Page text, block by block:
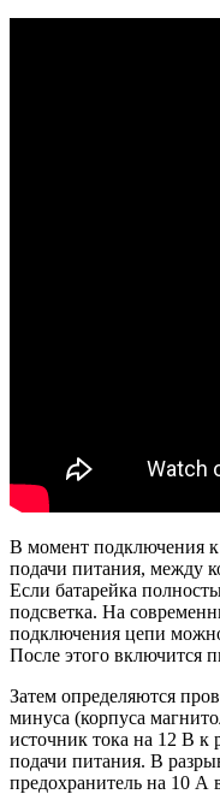
В момент подключения
подачи питания, между
Если батарейка
подсветка. На
подключения цепи
После этого включится
Затем определяются
минуса (корпуса
источник тока на 12 В к
подачи питания. В
предохранитель на 10 А